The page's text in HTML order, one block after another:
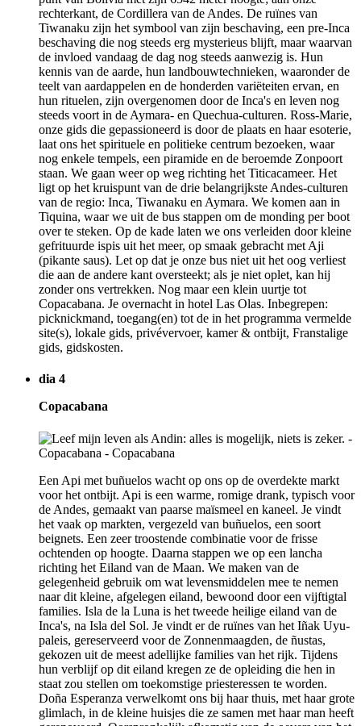
rechterkant, de Cordillera van de Andes. De ruïnes van
Tiwanaku zijn het symbool van zijn beschaving, een pre-Inca
beschaving die nog steeds erg mysterieus blijft, maar waarvan
de invloed vandaag de dag nog steeds aanwezig is. Hun
kennis van de aarde, hun landbouwtechnieken, waaronder de
teelt van aardappelen en de honderden variëteiten ervan, en
hun rituelen, zijn overgenomen door de Inca's en leven nog
steeds voort in de Aymara- en Quechua-culturen. Ross-Marie,
onze gids die gepassioneerd is door de plaats en haar esoterie,
laat ons het spirituele en politieke centrum bezoeken, waar
nog enkele tempels, een piramide en de beroemde Zonpoort
staan. We gaan weer op weg richting het Titicacameer. Het
ligt op het kruispunt van de drie belangrijkste Andes-culturen
van de regio: Inca, Tiwanaku en Aymara. We komen aan in
Tiquina, waar we uit de bus stappen om de monding per boot
over te steken. Op de kade laten we ons verleiden door kleine
gefrituurde ispis uit het meer, op smaak gebracht met Aji
(pikante saus). Let op dat je onze bus niet uit het oog verliest
die aan de andere kant oversteekt; als je niet oplet, kan hij
zonder ons vertrekken. Nog maar een klein uurtje tot
Copacabana. Je overnacht in hotel Las Olas. Inbegrepen:
picknickmand, toegang(en) tot de in het programma vermelde
site(s), lokale gids, privévervoer, kamer & ontbijt, Franstalige
gids, gidskosten.
dia 4
Copacabana
Een Api met buñuelos wacht op ons op de overdekte markt
voor het ontbijt. Api is een warme, romige drank, typisch voor
de Andes, gemaakt van paarse maïsmeel en kaneel. Je vindt
het vaak op markten, vergezeld van buñuelos, een soort
beignets. Een zeer troostende combinatie voor de frisse
ochtenden op hoogte. Daarna stappen we op een lancha
richting het Eiland van de Maan. We maken van de
gelegenheid gebruik om wat levensmiddelen mee te nemen
naar dit kleine, afgelegen eiland, bewoond door een vijftigtal
families. Isla de la Luna is het tweede heilige eiland van de
Inca's, na Isla del Sol. Je vindt er de ruïnes van het Iñak Uyu-
paleis, gereserveerd voor de Zonnenmaagden, de ñustas,
gekozen uit de meest adellijke families van het rijk. Tijdens
hun verblijf op dit eiland kregen ze de opleiding die hen in
staat zou stellen om toekomstige priesteressen te worden.
Doña Esperanza verwelkomt ons bij haar thuis, met haar grote
glimlach, in de kleine huisjes die ze samen met haar man heeft